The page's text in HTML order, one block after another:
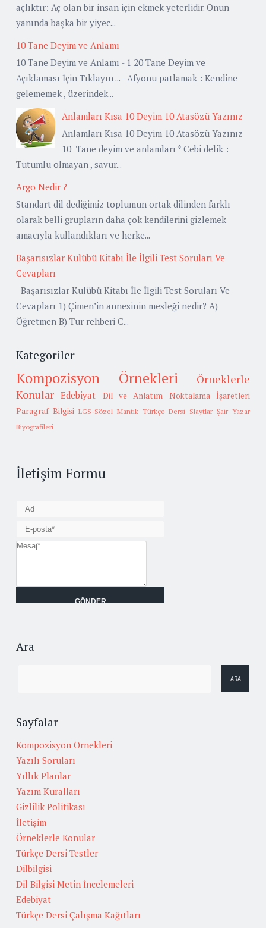
açlıktır: Aç olan bir insan için ekmek yeterlidir. Onun
yanında başka bir yiyec...
10 Tane Deyim ve Anlamı
10 Tane Deyim ve Anlamı - 1 20 Tane Deyim ve
Açıklaması İçin Tıklayın ... - Afyonu patlamak : Kendine
gelememek , üzerindek...
Anlamları Kısa 10 Deyim 10 Atasözü Yazınız
Anlamları Kısa 10 Deyim 10 Atasözü Yazınız
10 Tane deyim ve anlamları * Cebi delik :
Tutumlu olmayan , savur...
Argo Nedir ?
Standart dil dediğimiz toplumun ortak dilinden farklı
olarak belli grupların daha çok kendilerini gizlemek
amacıyla kullandıkları ve herke...
Başarısızlar Kulübü Kitabı İle İlgili Test Soruları Ve
Cevapları
Başarısızlar Kulübü Kitabı İle İlgili Test Soruları Ve
Cevapları 1) Çimen’in annesinin mesleği nedir? A)
Öğretmen B) Tur rehberi C...
Kategoriler
Kompozisyon Örnekleri
Örneklerle
Konular Edebiyat Dil ve Anlatım
Noktalama İşaretleri
Paragraf Bilgisi LGS-Sözel Mantık Türkçe Dersi Slaytlar Şair Yazar
Biyografileri
İletişim Formu
Ara
Sayfalar
Kompozisyon Örnekleri
Yazılı Soruları
Yıllık Planlar
Yazım Kuralları
Gizlilik Politikası
İletişim
Örneklerle Konular
Türkçe Dersi Testler
Dilbilgisi
Dil Bilgisi Metin İncelemeleri
Edebiyat
Türkçe Dersi Çalışma Kağıtları